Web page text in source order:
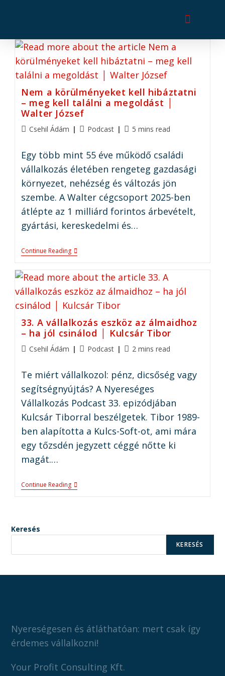
Nem a körülményeket kell hibáztatni
– meg kell találni a megoldást │
Walter József
Csehil Ádám Podcast 5 mins read
Egy több mint 55 éve működő családi
vállalkozás életében rengeteg gazdasági
környezet, nehézség és változás jön
szembe. A Walter cégcsoport 2025-ben
átlépte az 1 milliárd forintos árbevételt,
gyártási, kereskedelmi és…
Continue Reading
33. A vállalkozás eszköz az álmaidhoz
– ha jól csinálod │ Kulcsár Tibor
Csehil Ádám Podcast 2 mins read
Te miért vállalkozol: pénz, dicsőség vagy
segítségnyújtás? A Nyereséges
Vállalkozás Podcast 33. epizódjában
Kulcsár Tiborral beszélgetek. Tibor 1989-
ben alapította a Kulcs-Soft-ot, ami mára
egy tőzsdén jegyzett céggé nőtte ki
magát.…
Continue Reading
Keresés
KERESÉS
Nyereségesen és átláthatóan: mert csak így
érdemes vállalkozni!
Your Profit Consulting Kft.